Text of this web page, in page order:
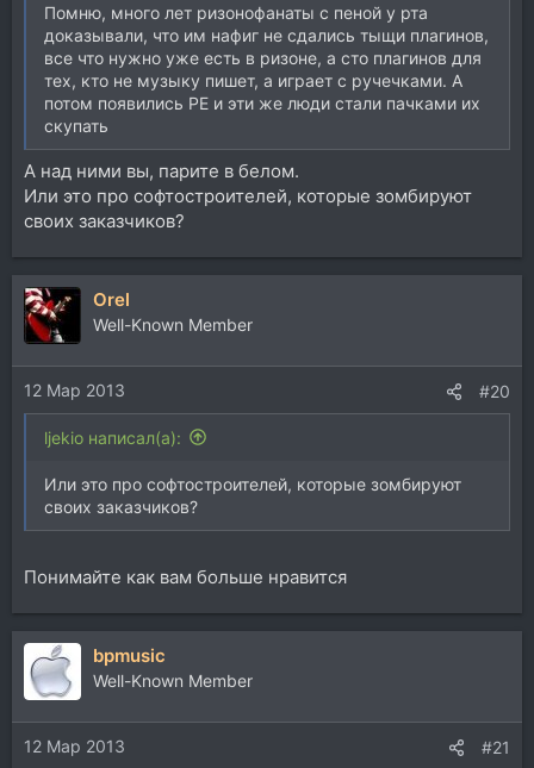
Помню, много лет ризонофанаты с пеной у рта
доказывали, что им нафиг не сдались тыщи плагинов,
все что нужно уже есть в ризоне, а сто плагинов для
тех, кто не музыку пишет, а играет с ручечками. А
потом появились РЕ и эти же люди стали пачками их
скупать
А над ними вы, парите в белом.
Или это про софтостроителей, которые зомбируют
своих заказчиков?
Orel
Well-Known Member
12 Мар 2013 #20
ljekio написал(а):
Или это про софтостроителей, которые зомбируют
своих заказчиков?
Понимайте как вам больше нравится
bpmusic
Well-Known Member
12 Мар 2013 #21